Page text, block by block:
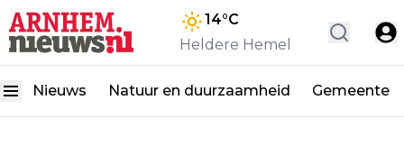
14°C
Heldere Hemel
Nieuws Natuur en duurzaamheid Gemeente